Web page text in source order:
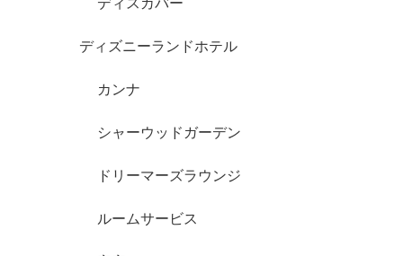
ディズニーランドホテル
カンナ
シャーウッドガーデン
ドリーマーズラウンジ
ルームサービス